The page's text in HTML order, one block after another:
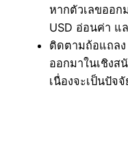
หากตัวเลขออ
USD อ่อนค่า แ
ติดตามถ้อแถลง
ออกมาในเชิงส
เนื่องจะเป็นปัจ